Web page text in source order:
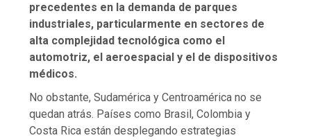
precedentes en la demanda de parques
industriales, particularmente en sectores de
alta complejidad tecnológica como el
automotriz, el aeroespacial y el de dispositivos
médicos.
No obstante, Sudamérica y Centroamérica no se
quedan atrás. Países como Brasil, Colombia y
Costa Rica están desplegando estrategias